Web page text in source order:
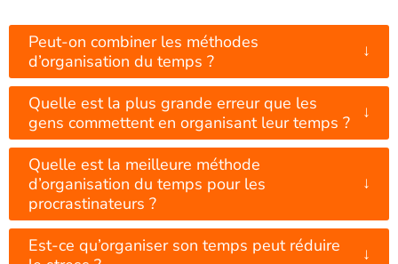
Peut-on combiner les méthodes
d’organisation du temps ?
↓
Quelle est la plus grande erreur que les
gens commettent en organisant leur temps ?
↓
Quelle est la meilleure méthode
d’organisation du temps pour les
procrastinateurs ?
↓
Est-ce qu’organiser son temps peut réduire
↓